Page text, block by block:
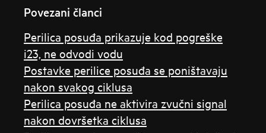
Povezani članci
Perilica posuđa prikazuje kod pogreške
i23, ne odvodi vodu
Postavke perilice posuđa se poništavaju
nakon svakog ciklusa
Perilica posuđa ne aktivira zvučni signal
nakon dovršetka ciklusa